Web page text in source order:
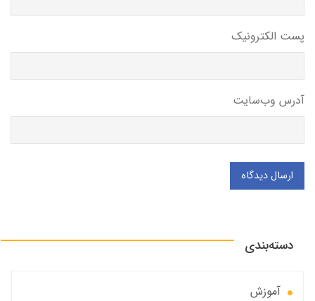
پست الکترونیک
آدرس وب‌سایت
ارسال دیدگاه
دسته‌بندی
آموزش